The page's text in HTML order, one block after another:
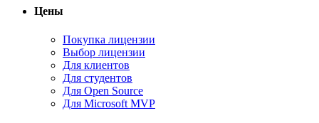
Цены
Покупка лицензии
Выбор лицензии
Для клиентов
Для студентов
Для Open Source
Для Microsoft MVP